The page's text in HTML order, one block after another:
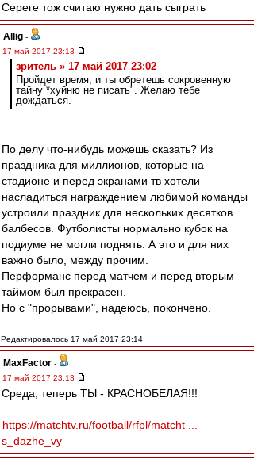
Сереге тож считаю нужно дать сыграть
Allig -
17 май 2017 23:13
зpитель » 17 май 2017 23:02
Пройдет время, и ты обретешь сокровенную
тайну *хуйню не писать". Желаю тебе
дождаться.
По делу что-нибудь можешь сказать? Из
праздника для миллионов, которые на
стадионе и перед экранами тв хотели
насладиться награждением любимой команды
устроили праздник для нескольких десятков
балбесов. Футболисты нормально кубок на
подиуме не могли поднять. А это и для них
важно было, между прочим.
Перформанс перед матчем и перед вторым
таймом был прекрасен.
Но с "прорывами", надеюсь, покончено.
Редактировалось 17 май 2017 23:14
MaxFactor -
17 май 2017 23:13
Среда, теперь ТЫ - КРАСНОБЕЛАЯ!!!
https://matchtv.ru/football/rfpl/matcht ...
s_dazhe_vy